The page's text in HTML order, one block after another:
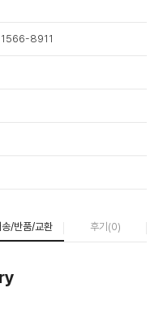
1566-8911
송/반품/교환 후기(0)